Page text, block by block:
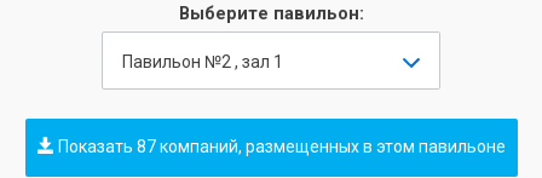
Выберите павильон:
Павильон №2 , зал 1
Показать 87 компаний, размещенных в этом павильоне